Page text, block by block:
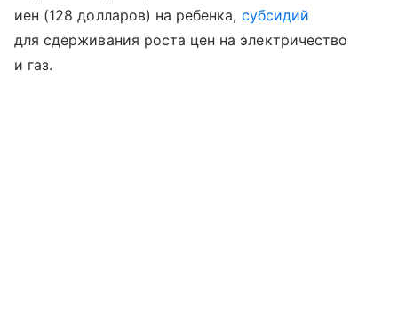
иен (128 долларов) на ребенка, субсидий
для сдерживания роста цен на электричество
и газ.